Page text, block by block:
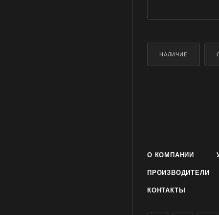
НАЛИЧИЕ
О КОМПАНИИ
ПРОИЗВОДИТЕЛИ
КОНТАКТЫ